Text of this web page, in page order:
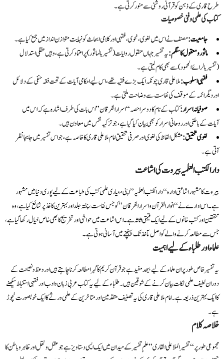
طرح قاری کے ذہن کو قرآنی روشنی سے منور کرتی ہے۔
کتاب کی علمی و فنی خصوصیات
جامعیت:مصنف نے اس میں لغوی، نحوی، فقہی اور کلامی ابحاث کو نہایت متوازن انداز میں جمع کیا ہے۔
ماثور و معقول کا سنگم:یہ تفسیر جہاں منقول روایات (تفسیر بالماثور) پر اعتماد کرتی ہے، وہیں عقلی استدلال
(تفسیر بالرائے المحمود) سے بھی کام لیتی ہے۔
فقہی اسلوب:ملا علی قاری چونکہ ایک بڑے فقیہ تھے، اس لیے احکامی آیات کے تحت فقہ حنفی کے دلائل
اور دیگر ائمہ کے موقف کی نفاست سے وضاحت ملتی ہے۔
صوفیانہ اسرار:کتاب کے نام کا دوسرا حصہ “اسرار الفرقان” اس بات کی طرف اشارہ ہے کہ اس میں
آیات کے باطنی اور روحانی اسرار کو بھی بیان کیا گیا ہے، جو تزکیہ نفس میں معاون ہیں۔
لغوی تحقیق:مشکل الفاظ کی لغوی اور صرفی تحقیق امام ملا علی قاری کا خاصہ ہے، جو اس تفسیر میں جابجا نظر
آتی ہے۔
دار الکتب العلمیہ بیروت کی اشاعت
بیروت کا مشہور اشاعتی ادارہ “دار الکتب العلمیہ” اپنی معیاری علمی کتب کی طباعت کے لیے پوری دنیا میں مشہور
ہے۔ اس ادارے نے “انوار القرآن و اسرار الفرقان” کو جس نفاست، پختہ جلد اور بہترین کاغذ پر شائع کیا ہے، وہ
محققین اور کتب خانوں کے لیے ایک قیمتی اثاثہ ہے۔ اس اشاعت میں حواشی اور تخریج کا بھی خاص خیال رکھا گیا ہے،
جس سے مطالعہ کرنے والے کو اصل مآخذ تک پہنچنے میں آسانی ہوتی ہے۔
علماء اور طلباء کے لیے اہمیت
یہ تفسیر خاص طور پر ان علماء کے لیے بیحد مفید ہے جو قرآن کریم کا گہرا مطالعہ کرنا چاہتے ہیں اور وعظ و نصیحت کے
دوران لطیف علمی نکات بیان کرنے کے شوقین ہیں۔ طلباء کے لیے یہ کتاب عربی زبان و ادب اور فقہی استنباط سیکھنے
کا ایک بہترین ذریعہ ہے۔ امام ملا علی قاری کی یہ تصنیف متقدمین اور متاخرین کے علمی ورثے کا ایک خوبصورت نچوڑ
ہے۔
خلاصہ کلام
مجموعی طور پر “تفسیر الملا علی القاری” علمِ تفسیر کے میدان میں ایک ایسی دستاویز ہے جو عقل و نقل اور ظاہر و باطن کا